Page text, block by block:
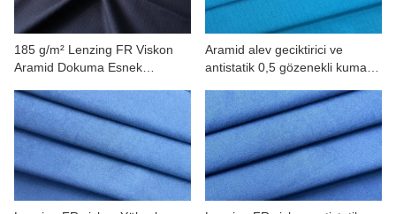
185 g/m² Lenzing FR Viskon
Aramid Dokuma Esnek
Kumaş
Aramid alev geciktirici ve
antistatik 0,5 gözenekli kumaş